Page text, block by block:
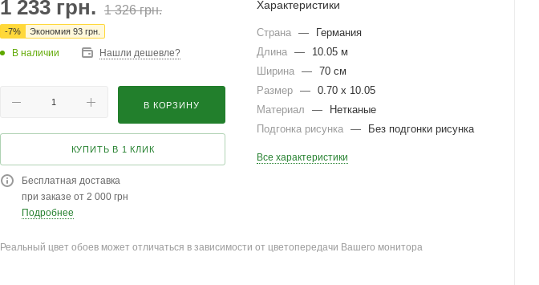
1 233 грн. 1 326грн.
-7% Экономия 93 грн.
В наличии Нашли дешевле?
В КОРЗИНУ
КУПИТЬ В 1 КЛИК
Бесплатная доставка
при заказе от 2 000 грн
Подробнее
Характеристики
Страна —
Германия
Длина —
10.05 м
Ширина — 70 см
Размер — 0.70 x 10.05
Материал
—
Нетканые
Подгонка рисунка — Без подгонки рисунка
Все характеристики
Реальный цвет обоев может отличаться в зависимости от цветопередачи Вашего монитора